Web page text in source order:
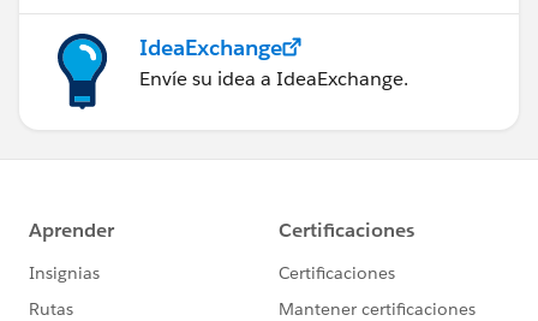
IdeaExchange
Envíe su idea a IdeaExchange.